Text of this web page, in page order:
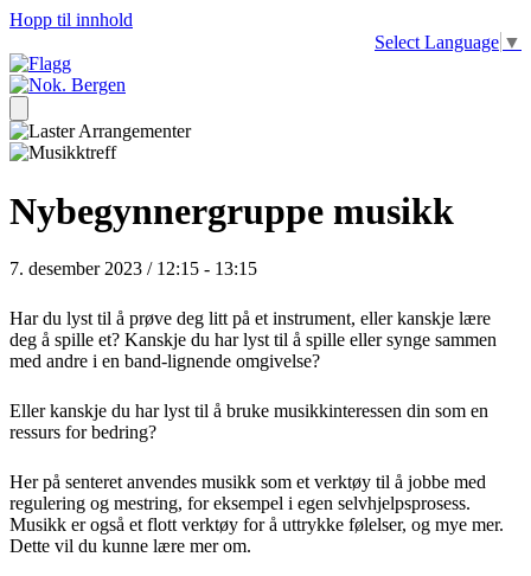
Hopp til innhold
Select Language ▼
Nybegynnergruppe musikk
7. desember 2023 / 12:15 - 13:15
Har du lyst til å prøve deg litt på et instrument, eller kanskje lære
deg å spille et? Kanskje du har lyst til å spille eller synge sammen
med andre i en band-lignende omgivelse?
Eller kanskje du har lyst til å bruke musikkinteressen din som en
ressurs for bedring?
Her på senteret anvendes musikk som et verktøy til å jobbe med
regulering og mestring, for eksempel i egen selvhjelpsprosess.
Musikk er også et flott verktøy for å uttrykke følelser, og mye mer.
Dette vil du kunne lære mer om.